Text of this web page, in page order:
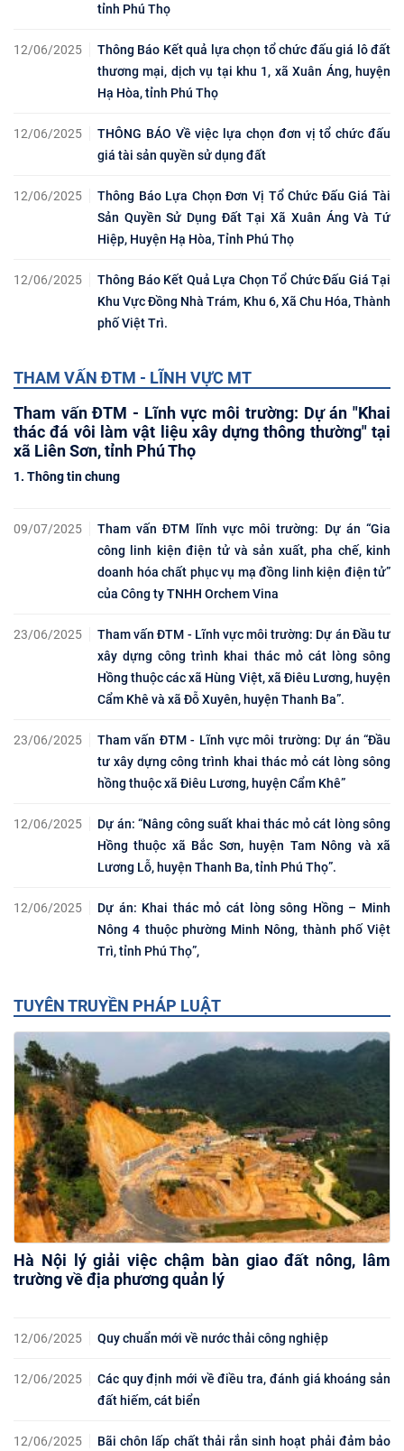
tỉnh Phú Thọ
12/06/2025
Thông Báo Kết quả lựa chọn tổ chức đấu giá lô đất
thương mại, dịch vụ tại khu 1, xã Xuân Áng, huyện
Hạ Hòa, tỉnh Phú Thọ
12/06/2025
THÔNG BÁO Về việc lựa chọn đơn vị tổ chức đấu
giá tài sản quyền sử dụng đất
12/06/2025
Thông Báo Lựa Chọn Đơn Vị Tổ Chức Đấu Giá Tài
Sản Quyền Sử Dụng Đất Tại Xã Xuân Áng Và Tứ
Hiệp, Huyện Hạ Hòa, Tỉnh Phú Thọ
12/06/2025
Thông Báo Kết Quả Lựa Chọn Tổ Chức Đấu Giá Tại
Khu Vực Đồng Nhà Trám, Khu 6, Xã Chu Hóa, Thành
phố Việt Trì.
THAM VẤN ĐTM - LĨNH VỰC MT
Tham vấn ĐTM - Lĩnh vực môi trường: Dự án "Khai
thác đá vôi làm vật liệu xây dựng thông thường" tại
xã Liên Sơn, tỉnh Phú Thọ
1. Thông tin chung
09/07/2025
Tham vấn ĐTM lĩnh vực môi trường: Dự án “Gia
công linh kiện điện tử và sản xuất, pha chế, kinh
doanh hóa chất phục vụ mạ đồng linh kiện điện tử”
của Công ty TNHH Orchem Vina
23/06/2025
Tham vấn ĐTM - Lĩnh vực môi trường: Dự án Đầu tư
xây dựng công trình khai thác mỏ cát lòng sông
Hồng thuộc các xã Hùng Việt, xã Điêu Lương, huyện
Cẩm Khê và xã Đỗ Xuyên, huyện Thanh Ba”.
23/06/2025
Tham vấn ĐTM - Lĩnh vực môi trường: Dự án “Đầu
tư xây dựng công trình khai thác mỏ cát lòng sông
hồng thuộc xã Điêu Lương, huyện Cẩm Khê”
12/06/2025
Dự án: “Nâng công suất khai thác mỏ cát lòng sông
Hồng thuộc xã Bắc Sơn, huyện Tam Nông và xã
Lương Lỗ, huyện Thanh Ba, tỉnh Phú Thọ”.
12/06/2025
Dự án: Khai thác mỏ cát lòng sông Hồng – Minh
Nông 4 thuộc phường Minh Nông, thành phố Việt
Trì, tỉnh Phú Thọ”,
TUYÊN TRUYỀN PHÁP LUẬT
Hà Nội lý giải việc chậm bàn giao đất nông, lâm
trường về địa phương quản lý
12/06/2025 Quy chuẩn mới về nước thải công nghiệp
12/06/2025
Các quy định mới về điều tra, đánh giá khoáng sản
đất hiếm, cát biển
12/06/2025
Bãi chôn lấp chất thải rắn sinh hoạt phải đảm bảo